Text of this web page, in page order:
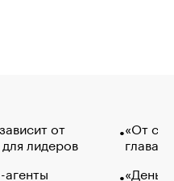
от
лидеров
«От
глава